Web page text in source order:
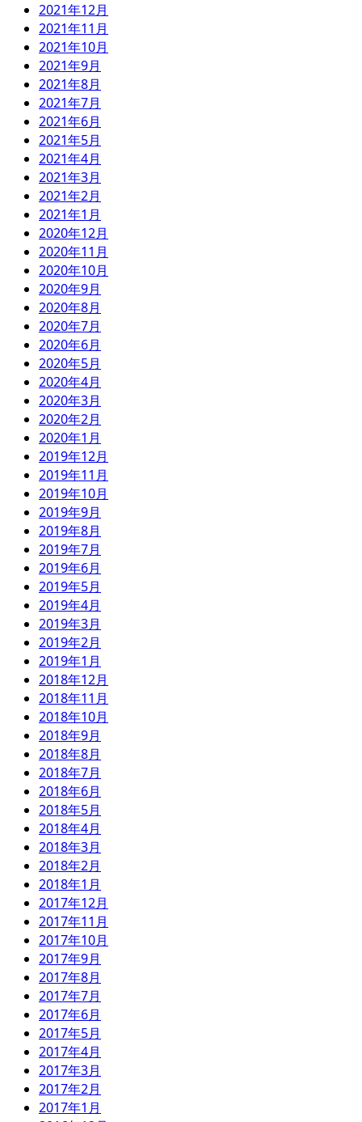
2021年12月
2021年11月
2021年10月
2021年9月
2021年8月
2021年7月
2021年6月
2021年5月
2021年4月
2021年3月
2021年2月
2021年1月
2020年12月
2020年11月
2020年10月
2020年9月
2020年8月
2020年7月
2020年6月
2020年5月
2020年4月
2020年3月
2020年2月
2020年1月
2019年12月
2019年11月
2019年10月
2019年9月
2019年8月
2019年7月
2019年6月
2019年5月
2019年4月
2019年3月
2019年2月
2019年1月
2018年12月
2018年11月
2018年10月
2018年9月
2018年8月
2018年7月
2018年6月
2018年5月
2018年4月
2018年3月
2018年2月
2018年1月
2017年12月
2017年11月
2017年10月
2017年9月
2017年8月
2017年7月
2017年6月
2017年5月
2017年4月
2017年3月
2017年2月
2017年1月